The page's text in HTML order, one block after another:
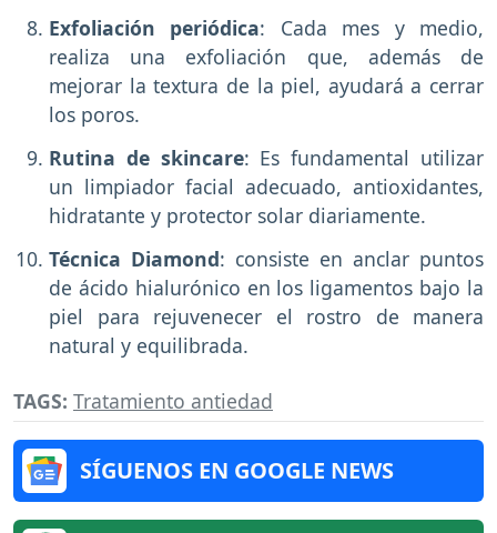
Exfoliación periódica: Cada mes y medio,
realiza una exfoliación que, además de
mejorar la textura de la piel, ayudará a cerrar
los poros.
Rutina de skincare: Es fundamental utilizar
un limpiador facial adecuado, antioxidantes,
hidratante y protector solar diariamente.
Técnica Diamond: consiste en anclar puntos
de ácido hialurónico en los ligamentos bajo la
piel para rejuvenecer el rostro de manera
natural y equilibrada.
TAGS: Tratamiento antiedad
SÍGUENOS EN GOOGLE NEWS